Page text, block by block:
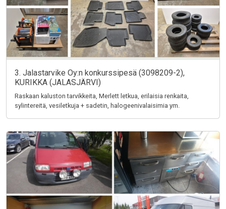
3. Jalastarvike Oy:n konkurssipesä (3098209-2),
KURIKKA (JALASJÄRVI)
Raskaan kaluston tarvikkeita, Merlett letkua, erilaisia renkaita,
sylintereitä, vesiletkuja + sadetin, halogeenivalaisimia ym.